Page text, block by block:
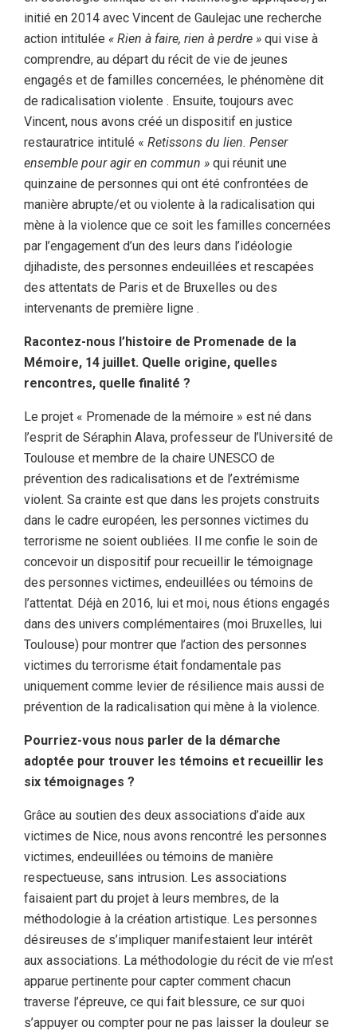
initié en 2014 avec Vincent de Gaulejac une recherche
action intitulée « Rien à faire, rien à perdre » qui vise à
comprendre, au départ du récit de vie de jeunes
engagés et de familles concernées, le phénomène dit
de radicalisation violente . Ensuite, toujours avec
Vincent, nous avons créé un dispositif en justice
restauratrice intitulé « Retissons du lien. Penser
ensemble pour agir en commun » qui réunit une
quinzaine de personnes qui ont été confrontées de
manière abrupte/et ou violente à la radicalisation qui
mène à la violence que ce soit les familles concernées
par l’engagement d’un des leurs dans l’idéologie
djihadiste, des personnes endeuillées et rescapées
des attentats de Paris et de Bruxelles ou des
intervenants de première ligne .
Racontez-nous l’histoire de Promenade de la
Mémoire, 14 juillet. Quelle origine, quelles
rencontres, quelle finalité ?
Le projet « Promenade de la mémoire » est né dans
l’esprit de Séraphin Alava, professeur de l’Université de
Toulouse et membre de la chaire UNESCO de
prévention des radicalisations et de l’extrémisme
violent. Sa crainte est que dans les projets construits
dans le cadre européen, les personnes victimes du
terrorisme ne soient oubliées. Il me confie le soin de
concevoir un dispositif pour recueillir le témoignage
des personnes victimes, endeuillées ou témoins de
l’attentat. Déjà en 2016, lui et moi, nous étions engagés
dans des univers complémentaires (moi Bruxelles, lui
Toulouse) pour montrer que l’action des personnes
victimes du terrorisme était fondamentale pas
uniquement comme levier de résilience mais aussi de
prévention de la radicalisation qui mène à la violence.
Pourriez-vous nous parler de la démarche
adoptée pour trouver les témoins et recueillir les
six témoignages ?
Grâce au soutien des deux associations d’aide aux
victimes de Nice, nous avons rencontré les personnes
victimes, endeuillées ou témoins de manière
respectueuse, sans intrusion. Les associations
faisaient part du projet à leurs membres, de la
méthodologie à la création artistique. Les personnes
désireuses de s’impliquer manifestaient leur intérêt
aux associations. La méthodologie du récit de vie m’est
apparue pertinente pour capter comment chacun
traverse l’épreuve, ce qui fait blessure, ce sur quoi
s’appuyer ou compter pour ne pas laisser la douleur se